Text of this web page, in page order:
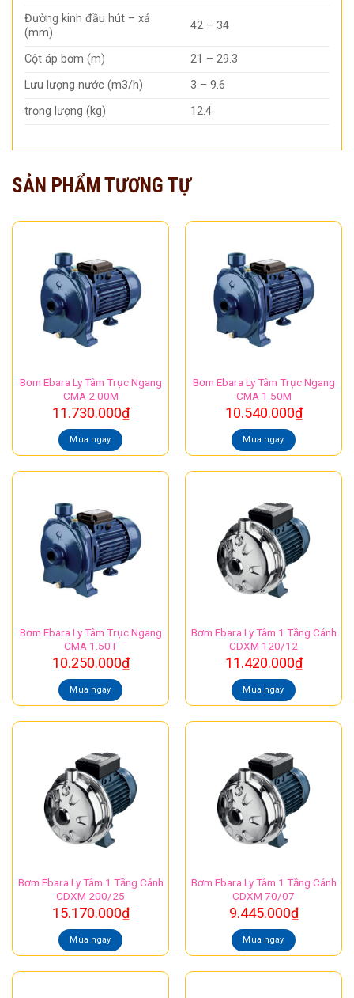
Đường kinh đầu hút – xả
(mm)
42 – 34
Cột áp bơm (m)
21 – 29.3
Lưu lượng nước (m3/h)
3 – 9.6
trọng lượng (kg)
12.4
SẢN PHẨM TƯƠNG TỰ
Bơm Ebara Ly Tâm Trục Ngang
CMA 2.00M
11.730.000₫
Mua ngay
Bơm Ebara Ly Tâm Trục Ngang
CMA 1.50M
10.540.000₫
Mua ngay
Bơm Ebara Ly Tâm Trục Ngang
CMA 1.50T
10.250.000₫
Mua ngay
Bơm Ebara Ly Tâm 1 Tầng Cánh
CDXM 120/12
11.420.000₫
Mua ngay
Bơm Ebara Ly Tâm 1 Tầng Cánh
CDXM 200/25
15.170.000₫
Mua ngay
Bơm Ebara Ly Tâm 1 Tầng Cánh
CDXM 70/07
9.445.000₫
Mua ngay